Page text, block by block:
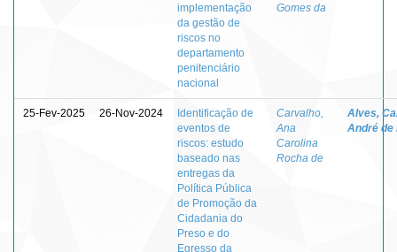
implementação
da gestão de
riscos no
departamento
penitenciário
nacional
Gomes da
25-Fev-2025 26-Nov-2024
Identificação de
eventos de
riscos: estudo
baseado nas
entregas da
Política Pública
de Promoção da
Cidadania do
Preso e do
Egresso da
Carvalho,
Ana
Carolina
Rocha de
Alves,
André de